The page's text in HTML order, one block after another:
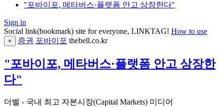
"포바이포, 메타버스·플랫폼 안고 상장한다"
Sign in
Social link(bookmark) site for everyone, LINKTAG! How to use
+ 증권 포바이포 thebell.co.kr
"포바이포, 메타버스·플랫폼 안고 상장한
다"
더벨 - 국내 최고 자본시장(Capital Markets) 미디어